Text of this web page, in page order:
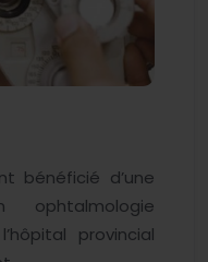
bénéficié d’une
ophtalmologie
provincial